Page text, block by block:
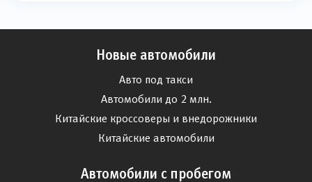
Новые автомобили
Авто под такси
Автомобили до 2 млн.
Китайские кроссоверы и внедорожники
Китайские автомобили
Автомобили с пробегом